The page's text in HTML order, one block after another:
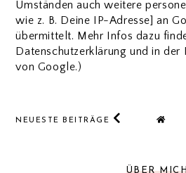
Umständen auch weitere
wie z. B. Deine IP-Adresse] an
übermittelt. Mehr Infos dazu
Datenschutzerklärung und in der
von Google.)
NEUESTE BEITRÄGE
ÜBER